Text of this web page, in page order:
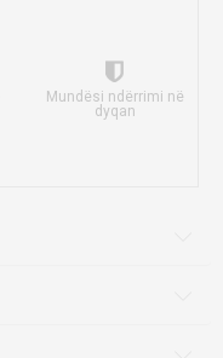
Mundësi ndërrimi në
dyqan